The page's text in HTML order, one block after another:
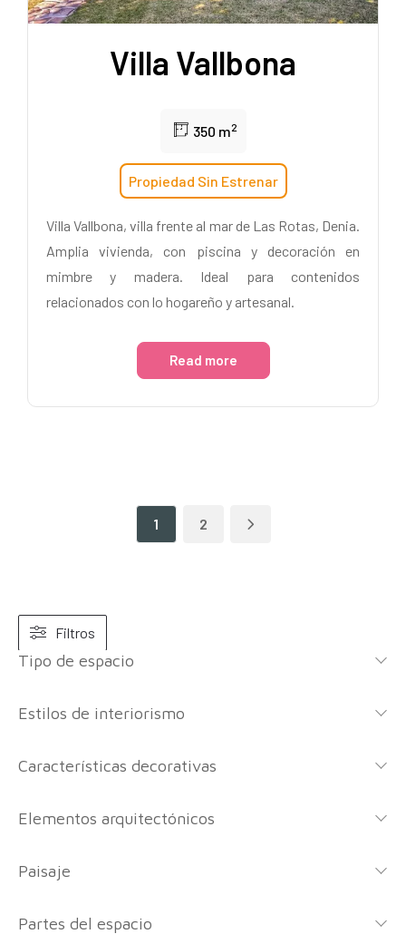
Villa Vallbona
350 m2
Propiedad Sin Estrenar
Villa Vallbona, villa frente al mar de Las Rotas, Denia.
Amplia vivienda, con piscina y decoración en
mimbre y madera. Ideal para contenidos
relacionados con lo hogareño y artesanal.
Read more
1 2
Filtros
Tipo de espacio
Estilos de interiorismo
Características decorativas
Elementos arquitectónicos
Paisaje
Partes del espacio